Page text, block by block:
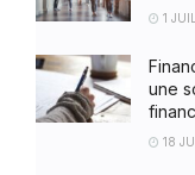
1
une
18